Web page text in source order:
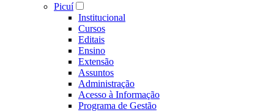
Picuí
Institucional
Cursos
Editais
Ensino
Extensão
Assuntos
Administração
Acesso à Informação
Programa de Gestão